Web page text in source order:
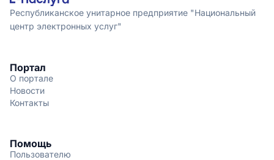
Республиканское унитарное предприятие "Национальный
центр электронных услуг"
Портал
О портале
Новости
Контакты
Помощь
Пользователю